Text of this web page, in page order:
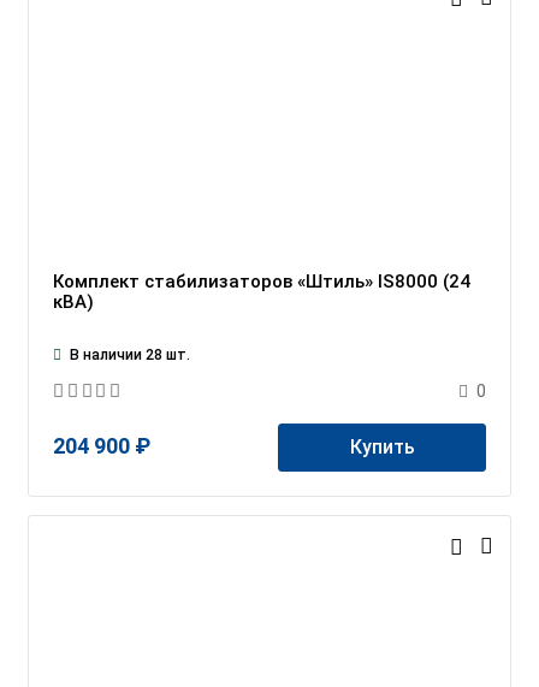
Комплект стабилизаторов «Штиль» IS8000 (24
кВА)
В наличии 28 шт.
0
204 900 ₽ Купить